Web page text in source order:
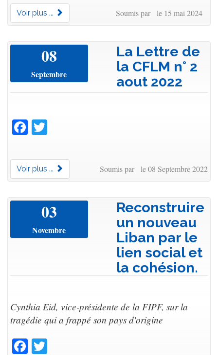
Voir plus ... Soumis par le 15 mai 2024
08
Septembre
La Lettre de
la CFLM n° 2
aout 2022
Facebook
Voir plus ... Soumis par le 08 Septembre 2022
03
Novembre
Reconstruire
un nouveau
Liban par le
lien social et
la cohésion.
Cynthia Eid, vice-présidente de la FIPF, sur la
tragédie qui a frappé son pays d'origine
Facebook